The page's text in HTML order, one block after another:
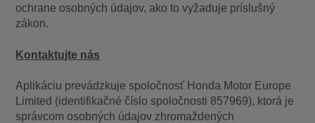
ochrane osobných údajov, ako to vyžaduje príslušný
zákon.
Kontaktujte nás
Aplikáciu prevádzkuje spoločnosť Honda Motor Europe
Limited (identifikačné číslo spoločnosti 857969), ktorá je
správcom osobných údajov zhromaždených